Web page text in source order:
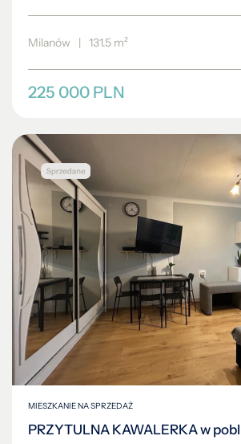
Milanów | 131.5 m²
225 000 PLN
MIESZKANIE NA SPRZEDAŻ
PRZYTULNA KAWALERKA w